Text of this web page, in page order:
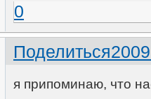
0
Поделиться
я припоминаю, что